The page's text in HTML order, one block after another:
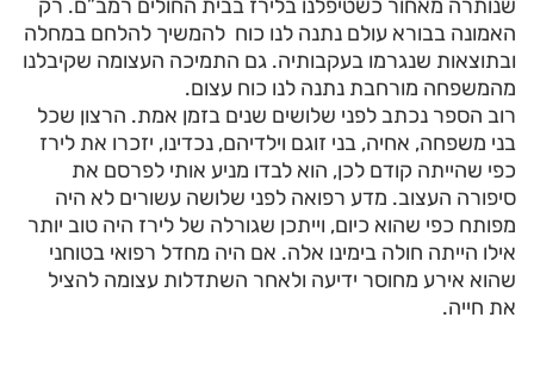
שנותרה מאחור כשטיפלנו בלירז בבית החולים רמב”ם. רק
האמונה בבורא עולם נתנה לנו כוח להמשיך להלחם במחלה
ובתוצאות שנגרמו בעקבותיה. גם התמיכה העצומה שקיבלנו
מהמשפחה מורחבת נתנה לנו כוח עצום.
רוב הספר נכתב לפני שלושים שנים בזמן אמת. הרצון שכל
בני משפחה, אחיה, בני זוגם וילדיהם, נכדינו, יזכרו את לירז
כפי שהייתה קודם לכן, הוא לבדו מניע אותי לפרסם את
סיפורה העצוב. מדע רפואה לפני שלושה עשורים לא היה
מפותח כפי שהוא כיום, וייתכן שגורלה של לירז היה טוב יותר
אילו הייתה חולה בימינו אלה. אם היה מחדל רפואי בטוחני
שהוא אירע מחוסר ידיעה ולאחר השתדלות עצומה להציל
את חייה.